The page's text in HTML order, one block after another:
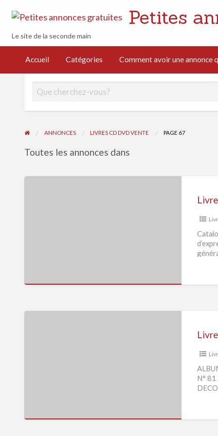
avoir
annonce
Petites
Le site de la seconde main
Accueil Catégories Comment avoir une annonce
ANNONCES LIVRES CD DVD VENTE PAGE 67
Toutes les annonces dans
N° 81